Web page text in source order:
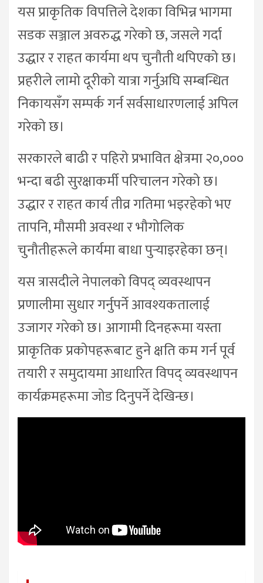
यस प्राकृतिक विपत्तिले देशका विभिन्न भागमा
सडक सञ्जाल अवरुद्ध गरेको छ, जसले गर्दा
उद्धार र राहत कार्यमा थप चुनौती थपिएको छ।
प्रहरीले लामो दूरीको यात्रा गर्नुअघि सम्बन्धित
निकायसँग सम्पर्क गर्न सर्वसाधारणलाई अपिल
गरेको छ।
सरकारले बाढी र पहिरो प्रभावित क्षेत्रमा २०,०००
भन्दा बढी सुरक्षाकर्मी परिचालन गरेको छ।
उद्धार र राहत कार्य तीव्र गतिमा भइरहेको भए
तापनि, मौसमी अवस्था र भौगोलिक
चुनौतीहरूले कार्यमा बाधा पुर्‍याइरहेका छन्।
यस त्रासदीले नेपालको विपद् व्यवस्थापन
प्रणालीमा सुधार गर्नुपर्ने आवश्यकतालाई
उजागर गरेको छ। आगामी दिनहरूमा यस्ता
प्राकृतिक प्रकोपहरूबाट हुने क्षति कम गर्न पूर्व
तयारी र समुदायमा आधारित विपद् व्यवस्थापन
कार्यक्रमहरूमा जोड दिनुपर्ने देखिन्छ।